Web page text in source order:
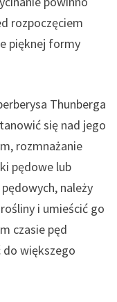
rozpoczęciem
pięknej formy
Thunberga
się nad jego
rozmnażanie
pędowe lub
należy
i umieścić go
czasie pęd
do większego